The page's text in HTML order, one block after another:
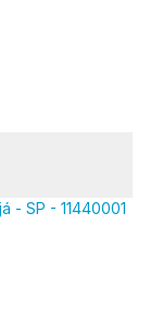
- SP - 11440001